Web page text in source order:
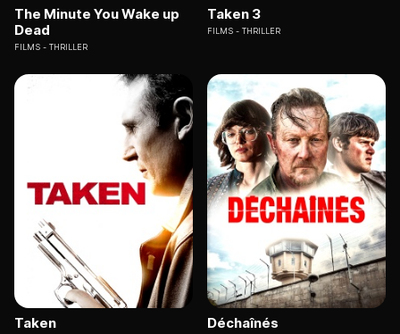
The Minute You Wake up
Dead
FILMS THRILLER
Taken 3
FILMS THRILLER
Taken Déchaînés